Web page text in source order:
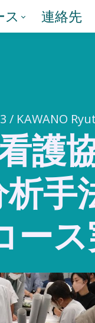
ス 連絡先
/ KAWANO
護
手
ー